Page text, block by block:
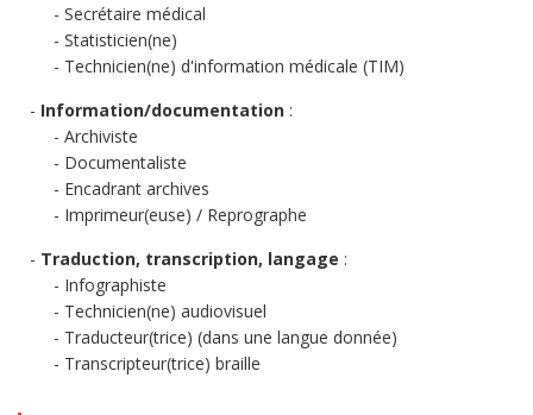
Secrétaire médical
Statisticien(ne)
Technicien(ne) d'information médicale (TIM)
Information/documentation :
Archiviste
Documentaliste
Encadrant archives
Imprimeur(euse) / Reprographe
Traduction, transcription, langage :
Infographiste
Technicien(ne) audiovisuel
Traducteur(trice) (dans une langue donnée)
Transcripteur(trice) braille